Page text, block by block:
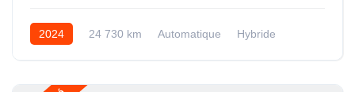
2024 24 730 km Automatique Hybride